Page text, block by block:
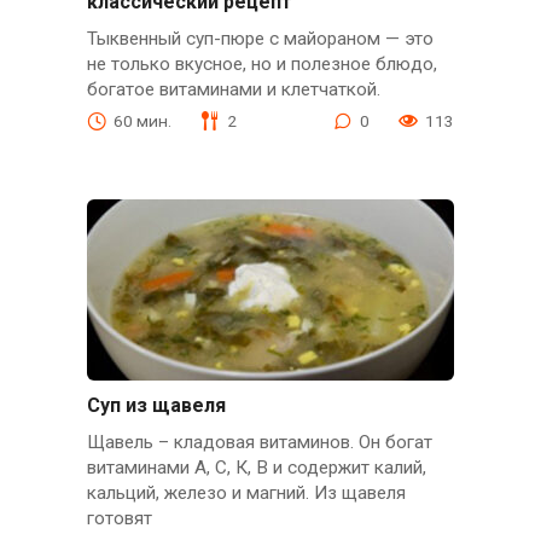
Тыквенный суп-пюре с майораном — это
не только вкусное, но и полезное блюдо,
богатое витаминами и клетчаткой.
60 мин. 2 0 113
Суп из щавеля
Щавель – кладовая витаминов. Он богат
витаминами А, С, К, В и содержит калий,
кальций, железо и магний. Из щавеля
готовят